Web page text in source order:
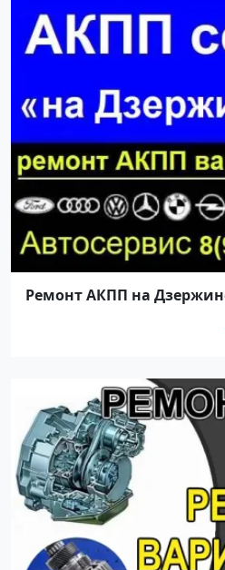
Ремонт АКПП на